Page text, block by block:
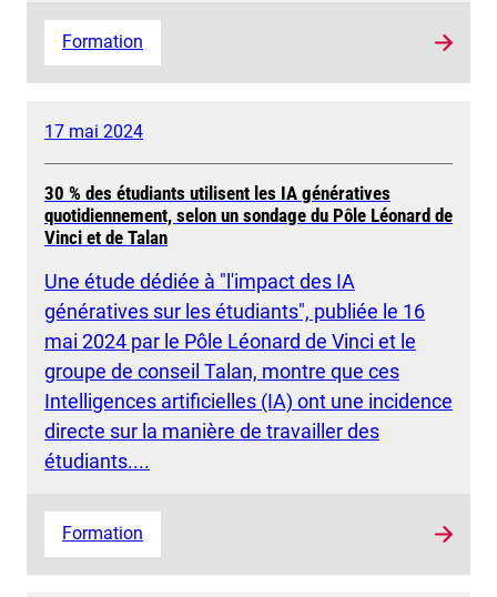
Formation
17 mai 2024
30 % des étudiants utilisent les IA génératives
quotidiennement, selon un sondage du Pôle Léonard de
Vinci et de Talan
Une étude dédiée à "l'impact des IA
génératives sur les étudiants", publiée le 16
mai 2024 par le Pôle Léonard de Vinci et le
groupe de conseil Talan, montre que ces
Intelligences artificielles (IA) ont une incidence
directe sur la manière de travailler des
étudiants....
Formation